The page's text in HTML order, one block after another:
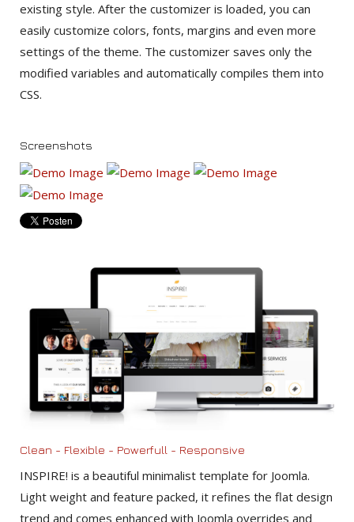
existing style. After the customizer is loaded, you can
easily customize colors, fonts, margins and even more
settings of the theme. The customizer saves only the
modified variables and automatically compiles them into
CSS.
Screenshots
Clean - Flexible - Powerfull - Responsive
INSPIRE! is a beautiful minimalist template for Joomla.
Light weight and feature packed, it refines the flat design
trend and comes enhanced with Joomla overrides and